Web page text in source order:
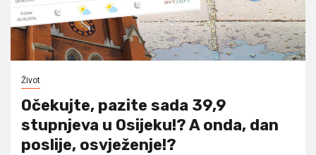
Život
Očekujte, pazite sada 39,9
stupnjeva u Osijeku!? A onda, dan
poslije, osvježenje!?